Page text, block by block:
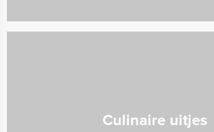
Culinaire uitjes